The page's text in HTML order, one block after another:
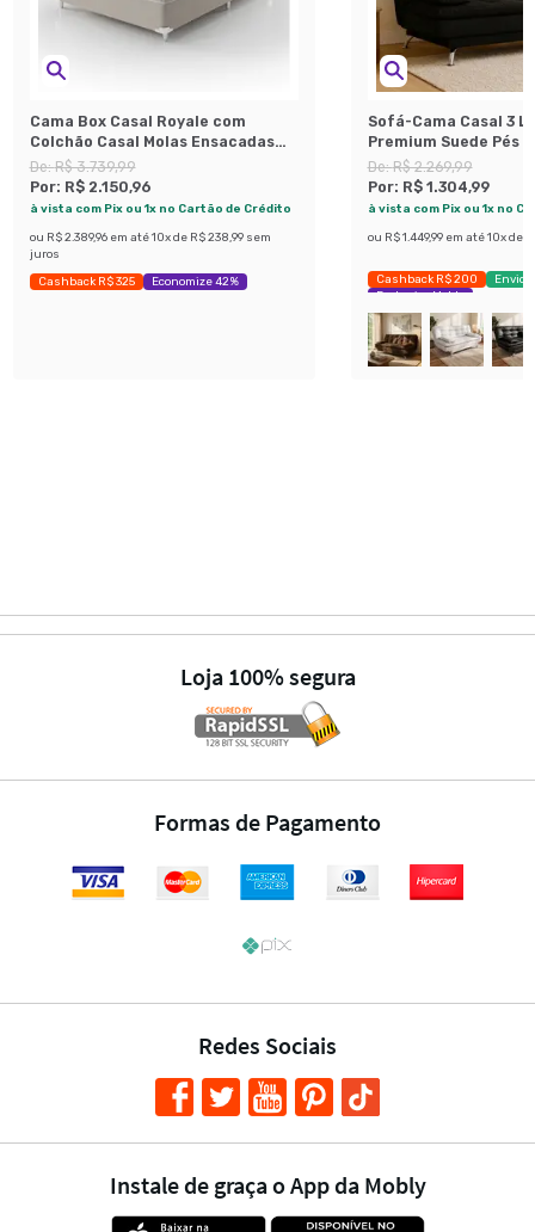
Cama Box Casal Royale com
Colchão Casal Molas Ensacadas
Bege e Branca
De:R$ 3.739,99
Por: R$ 2.150,96
à vista com Pix ou 1x no Cartão de Crédito
ou R$ 2.389,96 em até 10x de R$ 238,99 sem
juros
Cashback R$ 325 Economize 42%
Sofá-Cama Casal 3
Premium Suede Pés
Preto
De:R$ 2.269,99
Por: R$ 1.304,99
à vista com Pix ou 1x no
ou R$ 1.449,99 em até 10x de
Cashback R$ 200
Envio
Exclusivo Mobly